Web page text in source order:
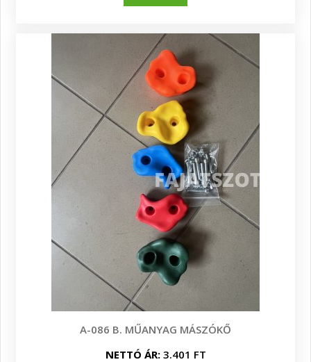
A-086 B. MŰANYAG MÁSZÓKŐ
NETTÓ ÁR:3.401 FT